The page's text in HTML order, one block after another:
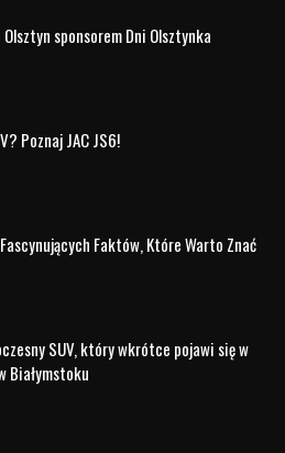
sponsorem Dni Olsztynka
Poznaj JAC JS6!
Faktów, Które Warto Znać
SUV, który wkrótce pojawi się w
Białymstoku